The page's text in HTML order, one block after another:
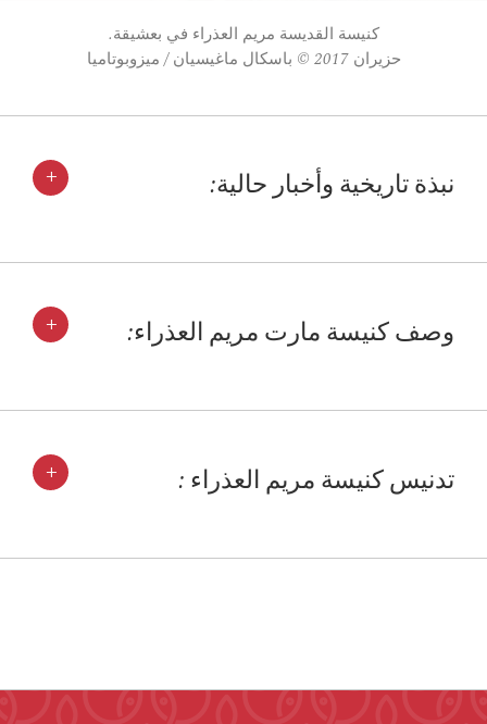
كنيسة القديسة مريم العذراء في بعشيقة.
حزيران 2017 © باسكال ماغيسيان / ميزوبوتاميا
+ نبذة تاريخية وأخبار حالية:
+ وصف كنيسة مارت مريم العذراء:
+ تدنيس كنيسة مريم العذراء :